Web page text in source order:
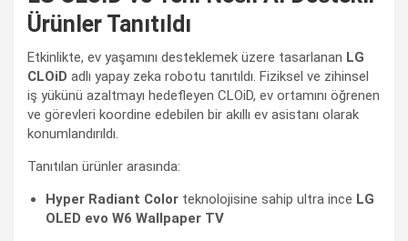
Ürünler Tanıtıldı
Etkinlikte, ev yaşamını desteklemek üzere tasarlanan LG
CLOiD adlı yapay zeka robotu tanıtıldı. Fiziksel ve zihinsel
iş yükünü azaltmayı hedefleyen CLOiD, ev ortamını öğrenen
ve görevleri koordine edebilen bir akıllı ev asistanı olarak
konumlandırıldı.
Tanıtılan ürünler arasında:
Hyper Radiant Color teknolojisine sahip ultra ince LG
OLED evo W6 Wallpaper TV